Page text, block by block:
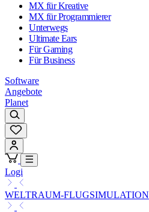
MX für Kreative
MX für Programmierer
Unterwegs
Ultimate Ears
Für Gaming
Für Business
Software
Angebote
Planet
Logi
WELTRAUM-FLUGSIMULATION